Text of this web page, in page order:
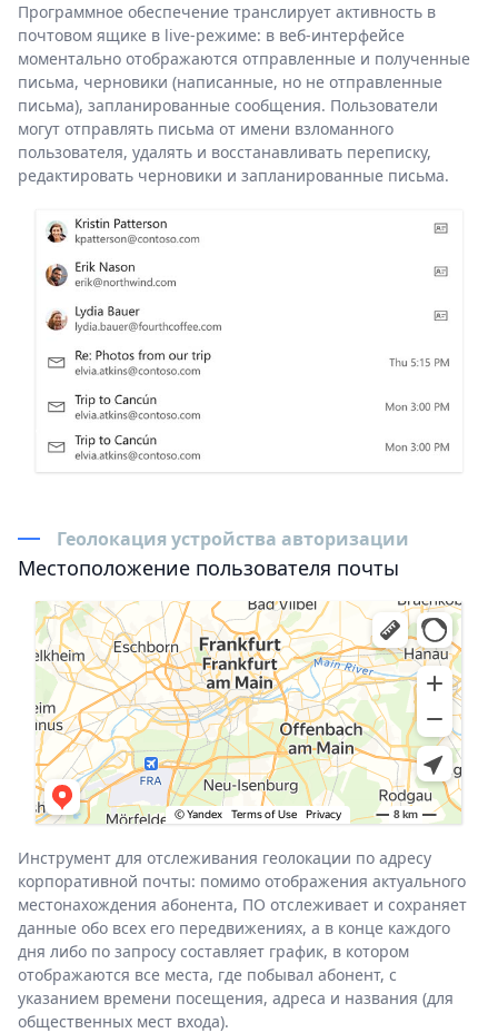
Программное обеспечение транслирует активность в
почтовом ящике в live-режиме: в веб-интерфейсе
моментально отображаются отправленные и полученные
письма, черновики (написанные, но не отправленные
письма), запланированные сообщения. Пользователи
могут отправлять письма от имени взломанного
пользователя, удалять и восстанавливать переписку,
редактировать черновики и запланированные письма.
Геолокация устройства авторизации
Местоположение пользователя почты
Инструмент для отслеживания геолокации по адресу
корпоративной почты: помимо отображения актуального
местонахождения абонента, ПО отслеживает и сохраняет
данные обо всех его передвижениях, а в конце каждого
дня либо по запросу составляет график, в котором
отображаются все места, где побывал абонент, с
указанием времени посещения, адреса и названия (для
общественных мест входа).